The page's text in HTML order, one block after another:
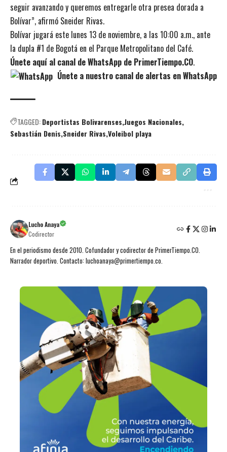
seguir avanzando y queremos entregarle otra presea dorada a
Bolívar”, afirmó Sneider Rivas.
Bolívar jugará este lunes 13 de noviembre, a las 10:00 a.m., ante
la dupla #1 de Bogotá en el Parque Metropolitano del Café.
Únete aquí al canal de WhatsApp de PrimerTiempo.CO.
Únete a nuestro canal de alertas en WhatsApp
TAGGED:Deportistas Bolivarenses Juegos Nacionales
Sebastián Denis Sneider Rivas Voleibol playa
Lucho Anaya
Codirector
En el periodismo desde 2010. Cofundador y codirector de PrimerTiempo.CO.
Narrador deportivo. Contacto: luchoanaya@primertiempo.co.